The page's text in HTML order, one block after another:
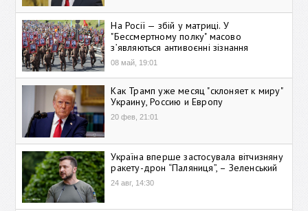
На Росії — збій у матриці. У
"Бессмертному полку" масово
зʼявляються антивоєнні зізнання
08 май, 19:01
Как Трамп уже месяц "склоняет к миру"
Украину, Россию и Европу
20 фев, 21:01
Україна вперше застосувала вітчизняну
ракету-дрон “Паляниця”, – Зеленський
24 авг, 14:30